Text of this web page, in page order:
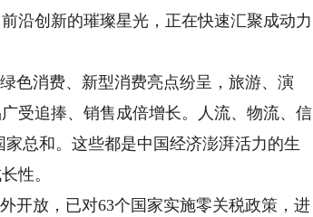
沿创新的璀璨星光，正在快速汇聚成动力
消费、新型消费亮点纷呈，旅游、演
受追捧、销售成倍增长。人流、物流、信
总和。这些都是中国经济澎湃活力的生
性。
放，已对63个国家实施零关税政策，进